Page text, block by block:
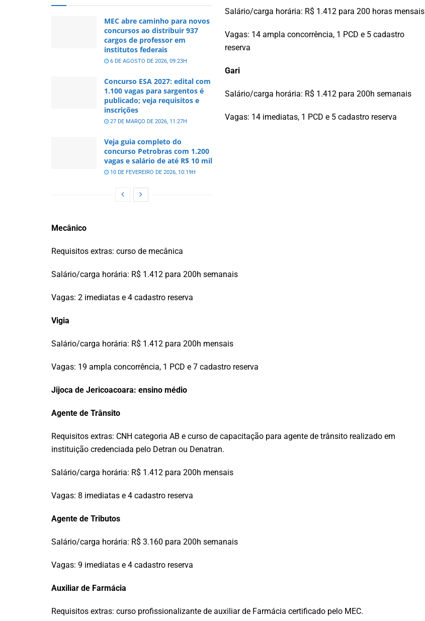
MEC abre caminho para novos
concursos ao distribuir 937
cargos de professor em
institutos federais
6 DE AGOSTO DE 2026, 09:23H
Concurso ESA 2027: edital com
1.100 vagas para sargentos é
publicado; veja requisitos e
inscrições
27 DE MARÇO DE 2026, 11:27H
Veja guia completo do
concurso Petrobras com 1.200
vagas e salário de até R$ 10 mil
10 DE FEVEREIRO DE 2026, 10:19H
Salário/carga horária: R$ 1.412 para 200 horas mensais
Vagas: 14 ampla concorrência, 1 PCD e 5 cadastro
reserva
Gari
Salário/carga horária: R$ 1.412 para 200h semanais
Vagas: 14 imediatas, 1 PCD e 5 cadastro reserva
Mecânico
Requisitos extras: curso de mecânica
Salário/carga horária: R$ 1.412 para 200h semanais
Vagas: 2 imediatas e 4 cadastro reserva
Vigia
Salário/carga horária: R$ 1.412 para 200h mensais
Vagas: 19 ampla concorrência, 1 PCD e 7 cadastro reserva
Jijoca de Jericoacoara: ensino médio
Agente de Trânsito
Requisitos extras: CNH categoria AB e curso de capacitação para agente de trânsito realizado em
instituição credenciada pelo Detran ou Denatran.
Salário/carga horária: R$ 1.412 para 200h mensais
Vagas: 8 imediatas e 4 cadastro reserva
Agente de Tributos
Salário/carga horária: R$ 3.160 para 200h semanais
Vagas: 9 imediatas e 4 cadastro reserva
Auxiliar de Farmácia
Requisitos extras: curso profissionalizante de auxiliar de Farmácia certificado pelo MEC.